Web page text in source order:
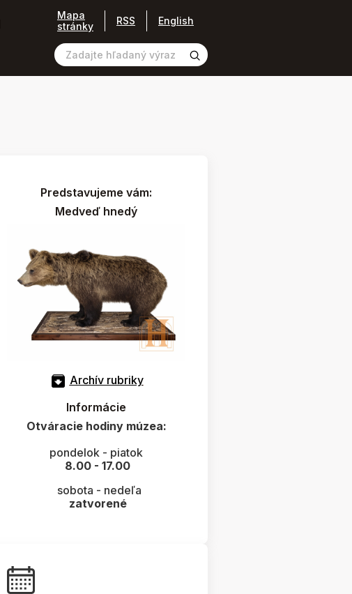
Mapa
stránky
RSS English
Predstavujeme vám:
Medveď hnedý
Archív rubriky
Informácie
Otváracie hodiny múzea:
pondelok - piatok
8.00 - 17.00
sobota - nedeľa
zatvorené